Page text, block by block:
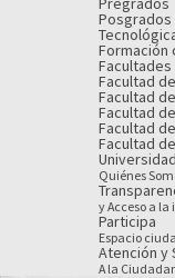
Posgrados
Formación
Facultades
Facultad
Facultad
Facultad
Facultad
Facultad
Universidad
Quiénes
y Acceso a
Participa
Espacio
Atención y
A la